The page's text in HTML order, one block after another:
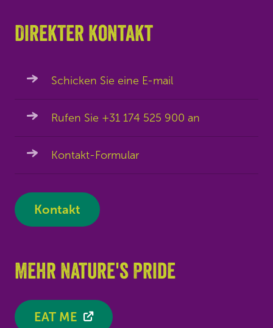
Direkter kontakt
Schicken Sie eine E-mail
Rufen Sie +31 174 525 900 an
Kontakt-Formular
Kontakt
Mehr Nature's Pride
EAT ME